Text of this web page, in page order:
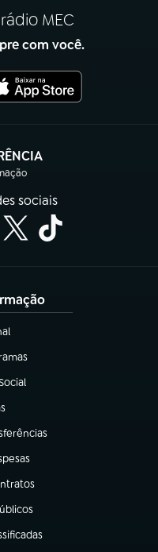
MEC
com você.
em nova aba)
sociais
aba)
aba)
aba)
aba)
aba)